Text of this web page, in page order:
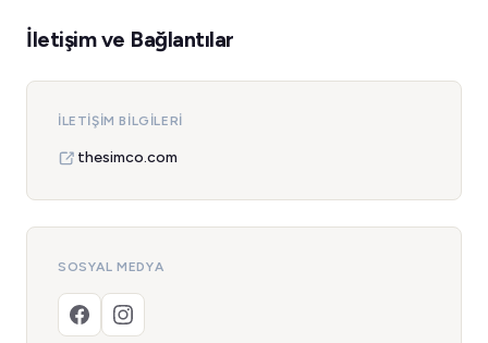
İletişim ve Bağlantılar
İLETIŞIM BILGILERI
thesimco.com
SOSYAL MEDYA